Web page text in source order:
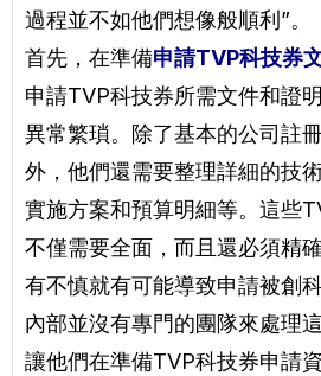
過程並不如他們想像般順利”。
首先，在準備申請TVP科技券
申請TVP科技券所需文件和證
異常繁瑣。除了基本的公司註
外，他們還需要整理詳細的技
實施方案和預算明細等。這些
不僅需要全面，而且還必須精
有不慎就有可能導致申請被創
內部並沒有專門的團隊來處理
讓他們在準備TVP科技券申請